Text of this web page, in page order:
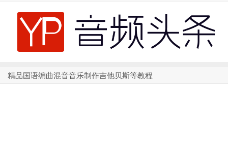
精品国语编曲混音音乐制作吉他贝斯等教程